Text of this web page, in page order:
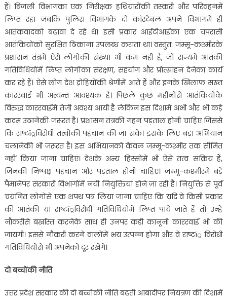
हैं। बिजली विभागका एक निरीक्षक हथियारोंकी तस्करी और परिवहनमें
लिप्त रहा जबकि पुलिस विभागके दो कांस्टेबल अपने विभागमें ही
आतंकवादको बढ़ावा दे रहे थे। इसी प्रकार आईटीआईका एक चपरासी
आतंकियोंको सुरक्षित ठिकाना उपलब्ध कराता था। वस्तुत: जम्मू-कश्मीरके
प्रशासन तंत्रमें ऐसे लोगोंकी संख्या भी कम नही है, जो राज्यमें आतंकी
गतिविधियोंमें लिप्त लोगोंका संरक्षण, सहयोग और प्रोत्साहन देनेका कार्य
कर रहे हैं। ऐसे लोग देश द्रोहियोंकी श्रेणीमें आते हैं और इनके खिलाफ सख्त
काररवाई भी अत्यन्त आवश्यक है। पिछले कुछ महीनोंसे आतंकियोंके
विरुद्ध काररवाईमें तेजी अवश्य आयी है लेकिन इस दिशामें अभी और भी कड़े
कदम उठानेकी जरूरत है। प्रशासन तंत्रकी गहन पड़ताल होनी चाहिए जिससे
कि राष्टï्रविरोधी तत्वोंकी पहचान की जा सके। इसके लिए बड़ा अभियान
चलानेकी भी जरूरत है। इस अभियानको केवल जम्मू-कश्मीर तक सीमित
नहीं किया जाना चाहिए। देशके अन्य हिस्सोंमें भी ऐसे तत्व सक्रिय हैं,
जिनकी निष्पक्ष पहचान और पड़ताल होनी चाहिए। जम्मू-कश्मीरमें बड़े
पैमानेपर सरकारी विभागोंमें नयी नियुक्तियां होने जा रही है। नियुक्ति से पूर्व
चयनित लोगोंसे एक शपथ पत्र लिया जाना चाहिए कि यदि वे किसी प्रकार
की आतंकी या राष्टï्रविरोधी गतिविधियोंमें लिप्त पाये जाते हैं तो उन्हें
नौकरीसे बर्खास्त करनेके साथ ही उनपर कड़ी कानूनी काररवाई भी की
जायगी। इससे नौकरी करने वालोंमें भय उत्पन्न होगा और वे राष्टï्र विरोधी
गतिविधियोंसे भी अपनेको दूर रखेंगे।
दो बच्चोंकी नीति
उत्तर प्रदेश सरकार की दो बच्चोंकी नीति बढ़ती आबादीपर नियंत्रण की दिशामें